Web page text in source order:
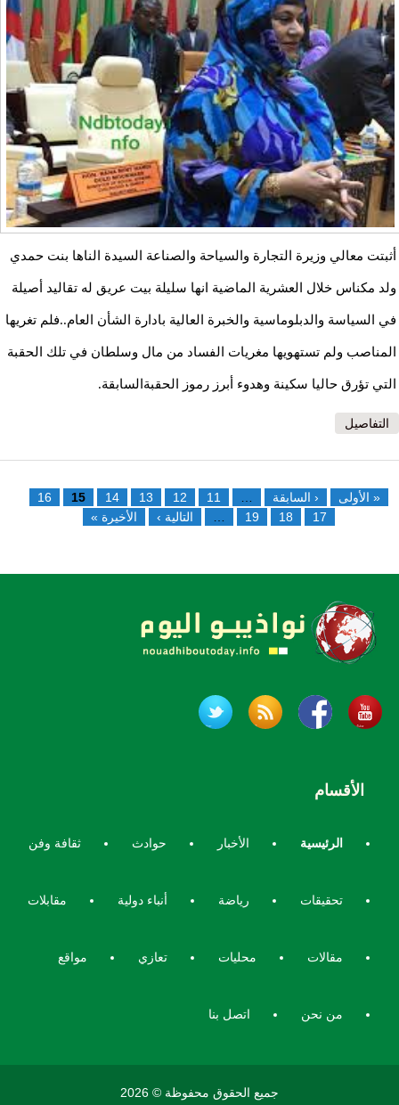
أثبتت معالي وزيرة التجارة والسياحة والصناعة السيدة الناها بنت حمدي
ولد مكناس خلال العشرية الماضية انها سليلة بيت عريق له تقاليد أصيلة
في السياسة والدبلوماسية والخبرة العالية بادارة الشأن العام..فلم تغريها
المناصب ولم تستهويها مغريات الفساد من مال وسلطان في تلك الحقبة
التي تؤرق حاليا سكينة وهدوء أبرز رموز الحقبةالسابقة.
التفاصيل
الصفحات
« الأولى ‹ السابقة 11
12
13
14
15
16
17
18
19 التالية › الأخيرة »
الأقسام
الرئيسية الأخبار حوادث ثقافة وفن
تحقيقات رياضة أنباء دولية مقابلات
مقالات محليات تعازي مواقع
من نحن اتصل بنا
جميع الحقوق محفوظة © 2026